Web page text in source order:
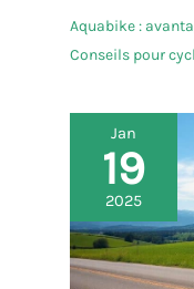
Aquabike :
Conseils pour
Jan
19
2025